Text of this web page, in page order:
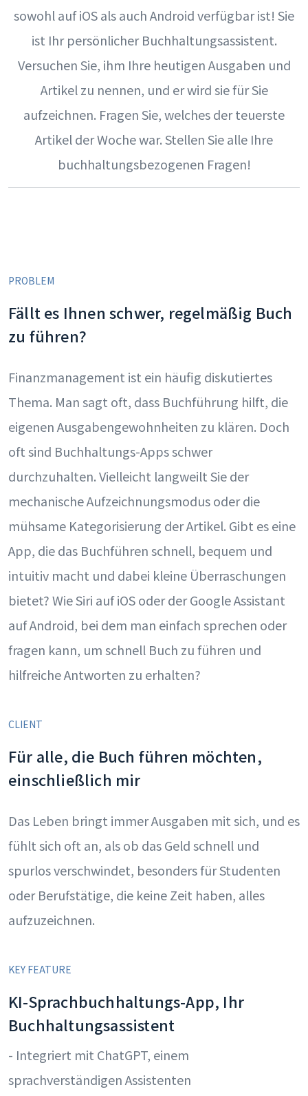
sowohl auf iOS als auch Android verfügbar ist! Sie
ist Ihr persönlicher Buchhaltungsassistent.
Versuchen Sie, ihm Ihre heutigen Ausgaben und
Artikel zu nennen, und er wird sie für Sie
aufzeichnen. Fragen Sie, welches der teuerste
Artikel der Woche war. Stellen Sie alle Ihre
buchhaltungsbezogenen Fragen!
PROBLEM
Fällt es Ihnen schwer, regelmäßig Buch
zu führen?
Finanzmanagement ist ein häufig diskutiertes
Thema. Man sagt oft, dass Buchführung hilft, die
eigenen Ausgabengewohnheiten zu klären. Doch
oft sind Buchhaltungs-Apps schwer
durchzuhalten. Vielleicht langweilt Sie der
mechanische Aufzeichnungsmodus oder die
mühsame Kategorisierung der Artikel. Gibt es eine
App, die das Buchführen schnell, bequem und
intuitiv macht und dabei kleine Überraschungen
bietet? Wie Siri auf iOS oder der Google Assistant
auf Android, bei dem man einfach sprechen oder
fragen kann, um schnell Buch zu führen und
hilfreiche Antworten zu erhalten?
CLIENT
Für alle, die Buch führen möchten,
einschließlich mir
Das Leben bringt immer Ausgaben mit sich, und es
fühlt sich oft an, als ob das Geld schnell und
spurlos verschwindet, besonders für Studenten
oder Berufstätige, die keine Zeit haben, alles
aufzuzeichnen.
KEY FEATURE
KI-Sprachbuchhaltungs-App, Ihr
Buchhaltungsassistent
- Integriert mit ChatGPT, einem
sprachverständigen Assistenten